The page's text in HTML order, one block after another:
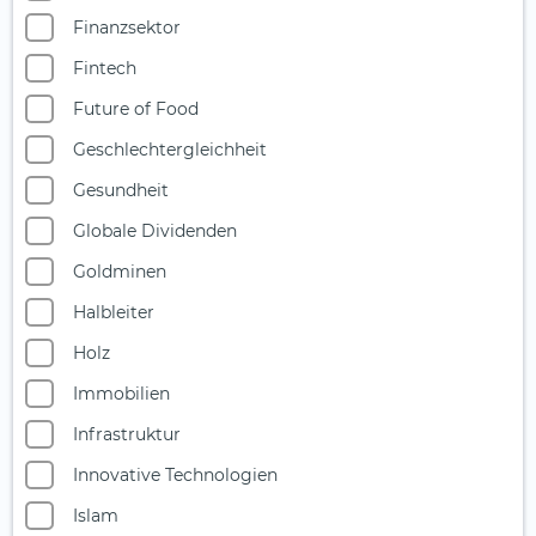
Finanzsektor
Fintech
Future of Food
Geschlechtergleichheit
Gesundheit
Globale Dividenden
Goldminen
Halbleiter
Holz
Immobilien
Infrastruktur
Innovative Technologien
Islam